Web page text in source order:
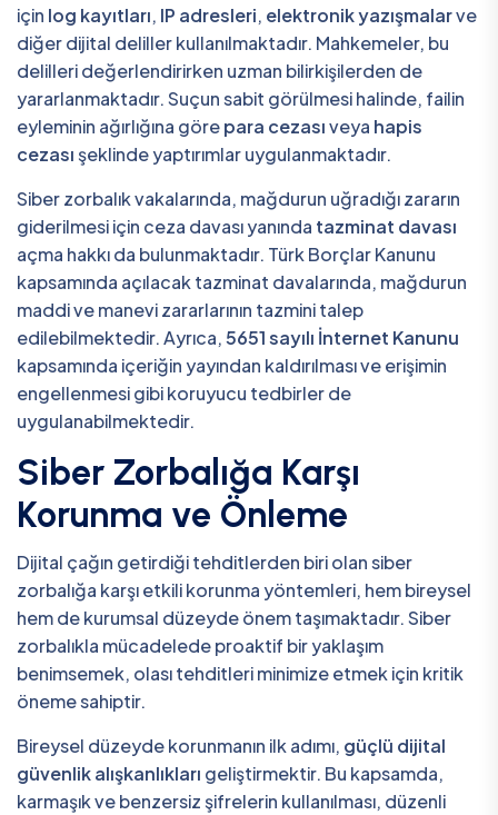
için log kayıtları, IP adresleri, elektronik yazışmalarve
diğer dijital deliller kullanılmaktadır. Mahkemeler, bu
delilleri değerlendirirken uzman bilirkişilerden de
yararlanmaktadır. Suçun sabit görülmesi halinde, failin
eyleminin ağırlığına görepara cezasıveya hapis
cezası şeklinde yaptırımlar uygulanmaktadır.
Siber zorbalık vakalarında, mağdurun uğradığı zararın
giderilmesi için ceza davası yanında tazminat davası
açma hakkı da bulunmaktadır. Türk Borçlar Kanunu
kapsamında açılacak tazminat davalarında, mağdurun
maddi ve manevi zararlarının tazmini talep
edilebilmektedir. Ayrıca,5651 sayılı İnternet Kanunu
kapsamında içeriğin yayından kaldırılması ve erişimin
engellenmesi gibi koruyucu tedbirler de
uygulanabilmektedir.
Siber Zorbalığa Karşı
Korunma ve Önleme
Dijital çağın getirdiği tehditlerden biri olan siber
zorbalığa karşı etkili korunma yöntemleri, hem bireysel
hem de kurumsal düzeyde önem taşımaktadır. Siber
zorbalıkla mücadelede proaktif bir yaklaşım
benimsemek, olası tehditleri minimize etmek için kritik
öneme sahiptir.
Bireysel düzeyde korunmanın ilk adımı, güçlü dijital
güvenlik alışkanlıkları geliştirmektir. Bu kapsamda,
karmaşık ve benzersiz şifrelerin kullanılması, düzenli